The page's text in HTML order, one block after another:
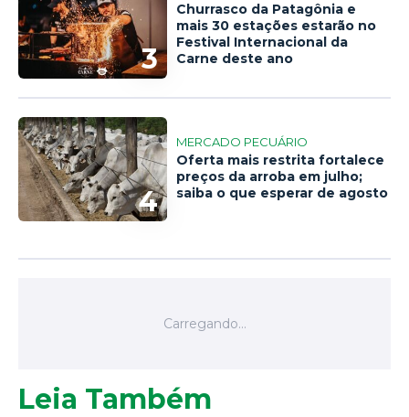
3
Churrasco da Patagônia e
mais 30 estações estarão no
Festival Internacional da
Carne deste ano
4
MERCADO PECUÁRIO
Oferta mais restrita fortalece
preços da arroba em julho;
saiba o que esperar de agosto
Leia Também